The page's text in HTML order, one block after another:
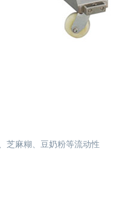
芝麻糊、豆奶粉等流动性